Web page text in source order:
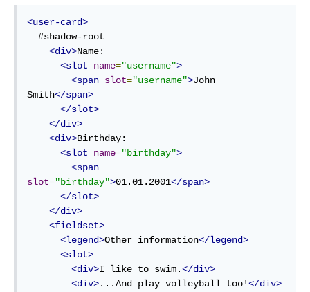
<user-card>
<div>Name:
<slot
name="username">
<span slot="username">John
Smith</span>
</slot>
</div>
<div>Birthday:
<slot
name="birthday">
<span
slot="birthday">01.01.2001</span>
</slot>
</div>
<fieldset>
<legend>Other information</legend>
<slot>
<div>I like to swim.</div>
<div>...And play volleyball too!</div>